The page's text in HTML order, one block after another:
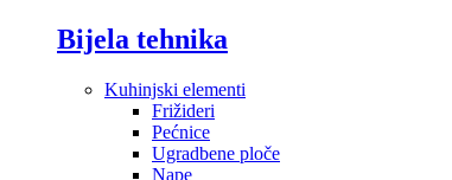
Bijela tehnika
Kuhinjski elementi
Frižideri
Pećnice
Ugradbene ploče
Nape